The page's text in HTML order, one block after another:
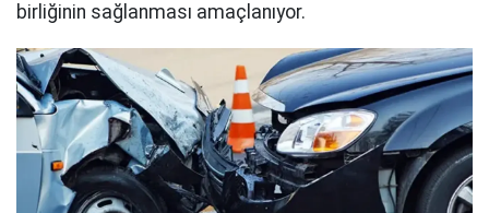
birliğinin sağlanması amaçlanıyor.